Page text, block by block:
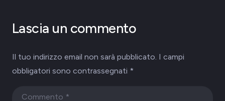
Lascia un commento
Il tuo indirizzo email non sarà pubblicato. I campi
obbligatori sono contrassegnati *